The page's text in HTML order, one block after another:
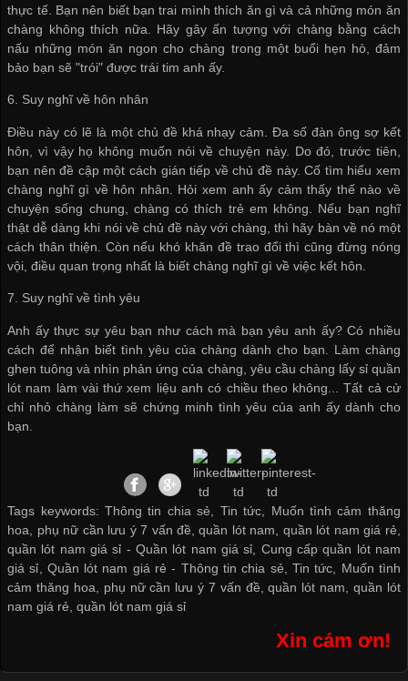
thực tế. Bạn nên biết bạn trai mình thích ăn gì và cả những món ăn
chàng không thích nữa. Hãy gây ấn tượng với chàng bằng cách
nấu những món ăn ngon cho chàng trong một buổi hẹn hò, đảm
bảo bạn sẽ "trói" được trái tim anh ấy.
6. Suy nghĩ về hôn nhân
Điều này có lẽ là một chủ đề khá nhạy cảm. Đa số đàn ông sợ kết
hôn, vì vậy họ không muốn nói về chuyện này. Do đó, trước tiên,
bạn nên đề cập một cách gián tiếp về chủ đề này. Cố tìm hiểu xem
chàng nghĩ gì về hôn nhân. Hỏi xem anh ấy cảm thấy thế nào về
chuyện sống chung, chàng có thích trẻ em không. Nếu bạn nghĩ
thật dễ dàng khi nói về chủ đề này với chàng, thì hãy bàn về nó một
cách thân thiện. Còn nếu khó khăn đề trao đổi thì cũng đừng nóng
vội, điều quan trọng nhất là biết chàng nghĩ gì về việc kết hôn.
7. Suy nghĩ về tình yêu
Anh ấy thực sự yêu bạn như cách mà bạn yêu anh ấy? Có nhiều
cách để nhận biết tình yêu của chàng dành cho bạn. Làm chàng
ghen tuông và nhìn phản ứng của chàng, yêu cầu chàng lấy sỉ quần
lót nam làm vài thứ xem liệu anh có chiều theo không... Tất cả cử
chỉ nhỏ chàng làm sẽ chứng minh tình yêu của anh ấy dành cho
bạn.
Tags keywords: Thông tin chia sẻ, Tin tức, Muốn tình cảm thăng
hoa, phụ nữ cần lưu ý 7 vấn đề, quần lót nam, quần lót nam giá rẻ,
quần lót nam giá sỉ -Quần lót nam giá sỉ
Cung cấp quần lót nam
giá sỉ
Quần lót nam giá rẻ - Thông tin chia sẻ Tin tức
Muốn tình
cảm thăng hoa
phụ nữ cần lưu ý 7 vấn đề ,quần lót nam
quần lót
nam giá rẻ ,quần lót nam giá sỉ
Xin cám ơn!